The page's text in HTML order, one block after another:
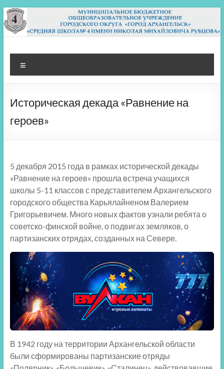
Перейти
к
содержимому
МБОУ СШ 4
Архангельск
Историческая декада «Равнение на
героев»
5 декабря 2015 года в рамках исторической декады
«Равнение на героев» прошла встреча учащихся
школы 5-11 классов с представителем Архангельского
городского общества Карьялайненом Валерием
Григорьевичем. Много новых фактов узнали ребята о
советско-финской войне, о подвигах земляков, о
партизанских отрядах, созданных на Севере.
В 1942 году на территории Архангельской области
были сформированы партизанские отряды